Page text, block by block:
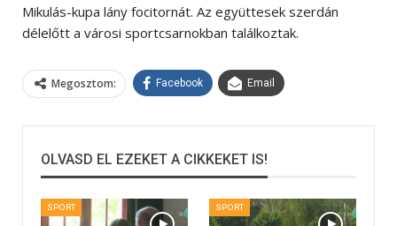
Mikulás-kupa lány focitornát. Az együttesek szerdán
délelőtt a városi sportcsarnokban találkoztak.
Megosztom: Facebook Email
OLVASD EL EZEKET A CIKKEKET IS!
SPORT SPORT